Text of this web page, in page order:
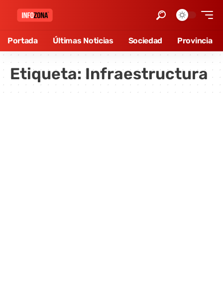
Portada Últimas Noticias Sociedad Provincia
Etiqueta: Infraestructura